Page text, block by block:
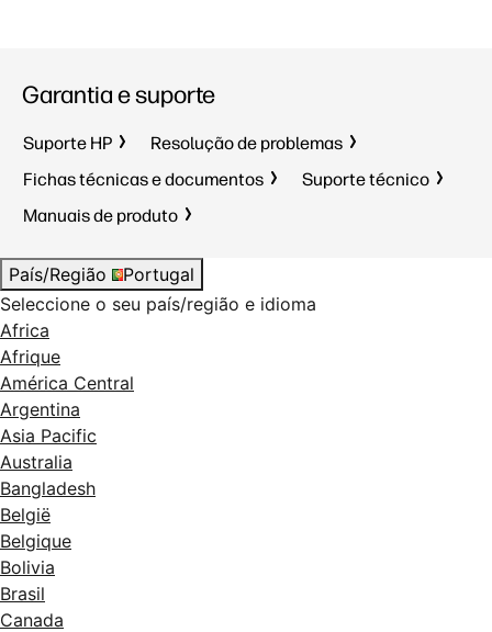
Garantia e suporte
Suporte HP
Resolução de problemas
Fichas técnicas e documentos
Suporte técnico
Manuais de produto
País/Região
Portugal
Seleccione o seu país/região e idioma
Africa
Afrique
América Central
Argentina
Asia Pacific
Australia
Bangladesh
België
Belgique
Bolivia
Brasil
Canada